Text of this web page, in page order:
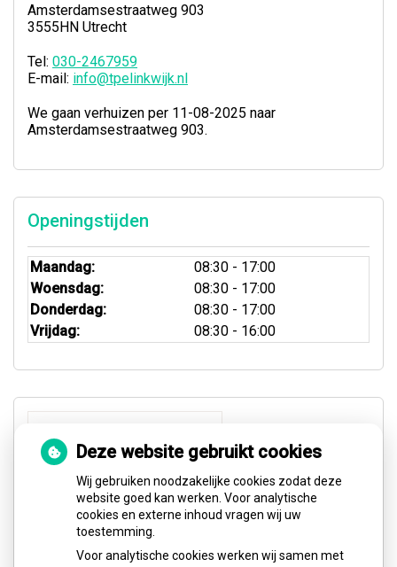
Amsterdamsestraatweg 903
3555HN Utrecht
Tel: 030-2467959
E-mail: info@tpelinkwijk.nl
We gaan verhuizen per 11-08-2025 naar
Amsterdamsestraatweg 903.
Openingstijden
Maandag:
08:30 - 17:00
Woensdag:
08:30 - 17:00
Donderdag:
08:30 - 17:00
Vrijdag:
08:30 - 16:00
Deze website gebruikt cookies
Wij gebruiken noodzakelijke cookies zodat deze
website goed kan werken. Voor analytische
cookies en externe inhoud vragen wij uw
toestemming.
Voor analytische cookies werken wij samen met